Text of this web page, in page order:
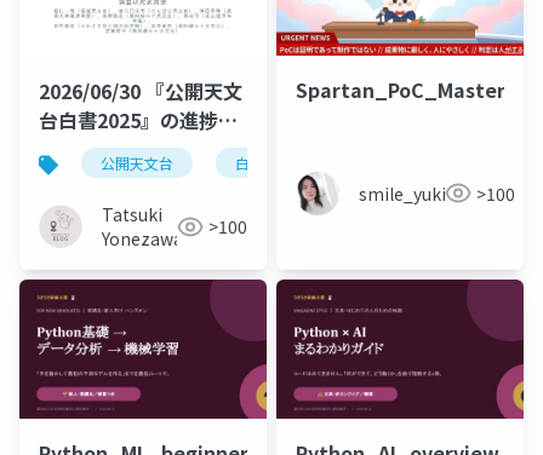
2026/06/30 『公開天文
台白書2025』の進捗と
結果の概要公開天文台 白書2025
Tatsuki
Yonezawa
>100
Spartan_PoC_Mastery
smile_yukiko_it>100